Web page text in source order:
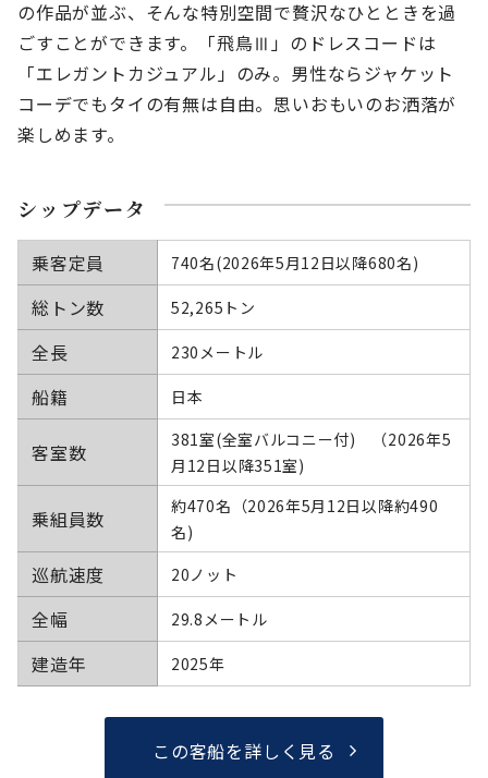
の作品が並ぶ、そんな特別空間で贅沢なひとときを過
ごすことができます。「飛鳥Ⅲ」のドレスコードは
「エレガントカジュアル」のみ。男性ならジャケット
コーデでもタイの有無は自由。思いおもいのお洒落が
楽しめます。
シップデータ
乗客定員 740名(2026年5月12日以降680名)
総トン数 52,265トン
全長 230メートル
船籍 日本
客室数
381室(全室バルコニー付) （2026年5
月12日以降351室)
乗組員数
約470名（2026年5月12日以降約490
名)
巡航速度 20ノット
全幅 29.8メートル
建造年 2025年
この客船を詳しく見る